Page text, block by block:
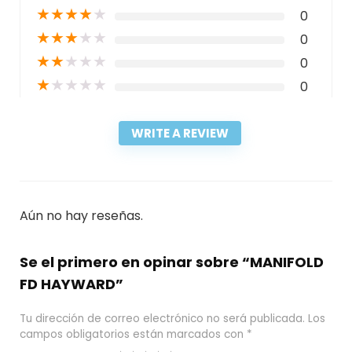
★★★★★ 0
★★★★★ 0
★★★★★ 0
★★★★★ 0
WRITE A REVIEW
Aún no hay reseñas.
Se el primero en opinar sobre “MANIFOLD
FD HAYWARD”
Tu dirección de correo electrónico no será publicada. Los
campos obligatorios están marcados con *